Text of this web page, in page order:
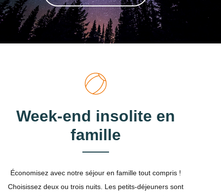
Week-end insolite en
famille
Économisez avec notre séjour en famille tout compris !
Choisissez deux ou trois nuits. Les petits-déjeuners sont